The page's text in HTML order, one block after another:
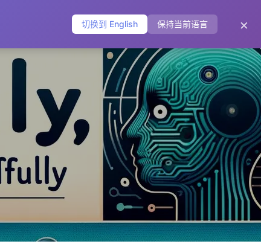
切换到 English 保持当前语言 ×
标签 分类 友链 关于